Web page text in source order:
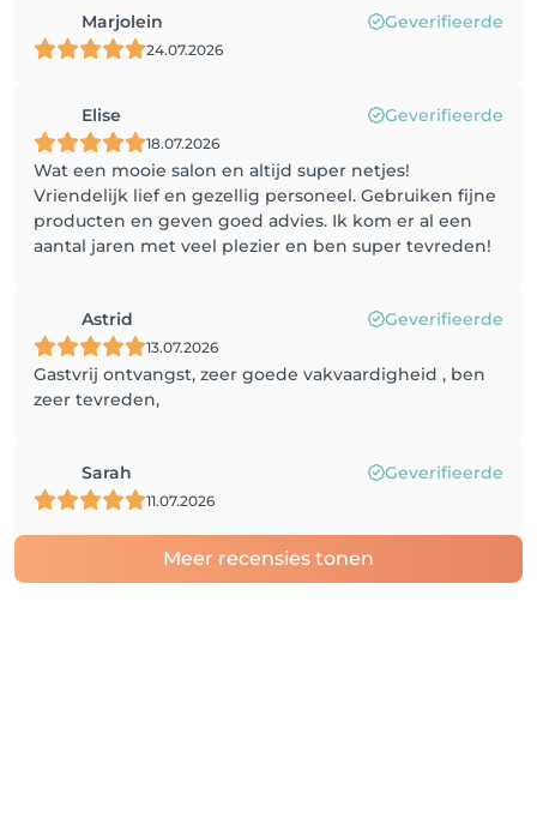
Marjolein Geverifieerde
24.07.2026
Elise Geverifieerde
18.07.2026
Wat een mooie salon en altijd super netjes!
Vriendelijk lief en gezellig personeel. Gebruiken fijne
producten en geven goed advies. Ik kom er al een
aantal jaren met veel plezier en ben super tevreden!
Astrid Geverifieerde
13.07.2026
Gastvrij ontvangst, zeer goede vakvaardigheid , ben
zeer tevreden,
Sarah Geverifieerde
11.07.2026
Meer recensies tonen